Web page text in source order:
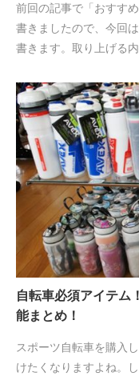
前回の記事で「おすす
書きましたので、今回
書きます。取り上げる
自転車必須アイテム
能まとめ！
スポーツ自転車を購入
けたくなりますよね。